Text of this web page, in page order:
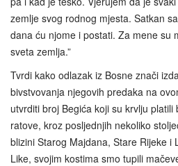
zemlje svog rodnog mjesta. Satkan
dana ću njome i postati. Za mene su
sveta zemlja.”
Tvrdi kako odlazak iz Bosne znači
bivstvovanja njegovih predaka na
utvrditi broj Begića koji su krvlju
ratove, kroz posljednjih nekoliko
blizini Starog Majdana, Stare Rijeke i
Like, svojim kostima smo tupili